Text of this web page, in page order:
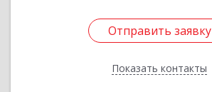
Отправить заявку
Показать контакты
Отправить заявку
Назад